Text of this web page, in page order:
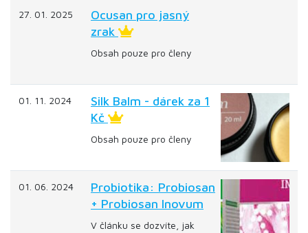
27. 01. 2025
Ocusan pro jasný
zrak
Obsah pouze pro členy
01. 11. 2024
Silk Balm - dárek za 1
Kč
Obsah pouze pro členy
01. 06. 2024
Probiotika: Probiosan
+ Probiosan Inovum
V článku se dozvíte, jak